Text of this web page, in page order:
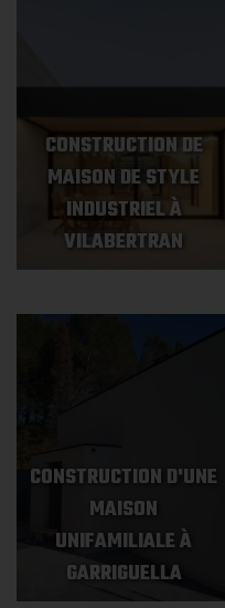
CONSTRUCTION DE
MAISON DE STYLE
INDUSTRIEL À
VILABERTRAN
CONSTRUCTION D'UNE
MAISON
UNIFAMILIALE À
GARRIGUELLA